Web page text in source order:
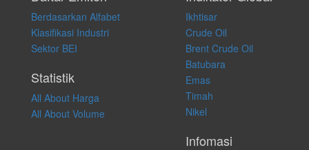
membeli, menjual atau melakukan aktivitas lain yang terkait dengan
transaksi perdagangan apapun, dan kami tidak bertanggung jawab
atas keputusan investasi yang dilakukan dalam kondisi dan situasi
apapun juga, yang diakibatkan secara langsung maupun tidak
langsung atas konten pada website ini.
Berdasarkan Alfabet
Klasifikasi Industri
Sektor BEI
Statistik
All About Harga
All About Volume
Ikhtisar
Crude Oil
Brent Crude Oil
Batubara
Emas
Timah
Nikel
Infomasi